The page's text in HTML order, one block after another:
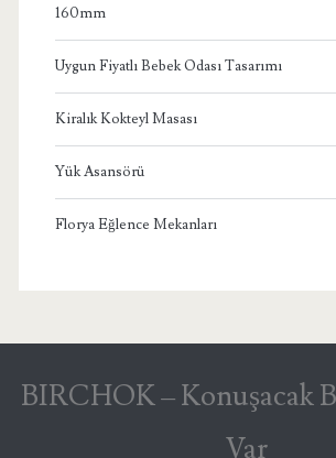
160mm
Uygun Fiyatlı Bebek Odası Tasarımı
Kiralık Kokteyl Masası
Yük Asansörü
Florya Eğlence Mekanları
BIRCHOK – Konuşacak
Var